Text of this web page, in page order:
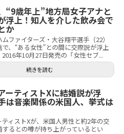
“9歳年上”地方局女子アナと
浮上！知人を介した飲み会で
か
ファイターズ・大谷翔平選手（22）
で、“ある女性”との間に交際説が浮上
2016年10月27日発売の「女性セブ...
続きを読む
ーティストXに結婚説が浮
は音楽関係の米国人、挙式は
ティストXが、米国人男性と約2年の交
するとの噂が持ち上がっているとい